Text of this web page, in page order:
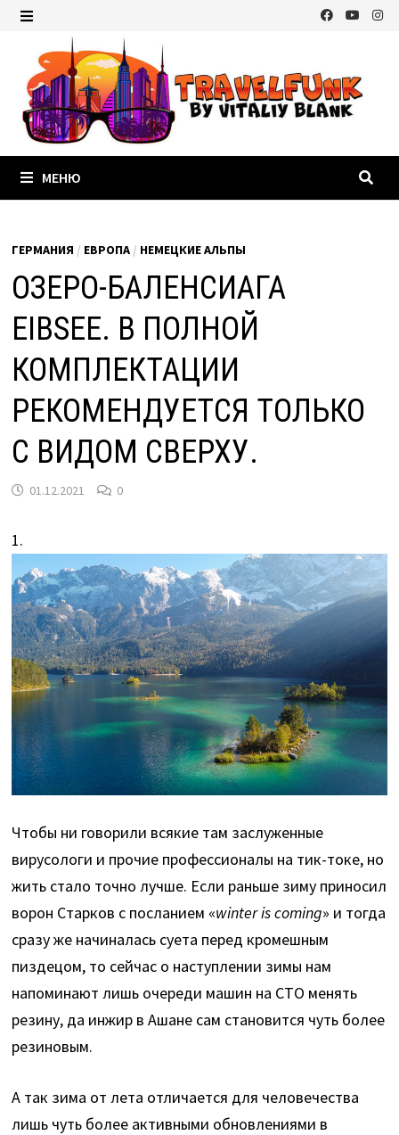
Перейти
содержимому
МЕНЮ
ГЕРМАНИЯ / ЕВРОПА / НЕМЕЦКИЕ АЛЬПЫ
ОЗЕРО-БАЛЕНСИАГА
EIBSEE. В ПОЛНОЙ
КОМПЛЕКТАЦИИ
РЕКОМЕНДУЕТСЯ ТОЛЬКО
С ВИДОМ СВЕРХУ.
01.12.2021 0
1.
Чтобы ни говорили всякие там заслуженные
вирусологи и прочие профессионалы на тик-токе, но
жить стало точно лучше. Если раньше зиму приносил
ворон Старков с посланием «winter is coming» и тогда
сразу же начиналась суета перед кромешным
пиздецом, то сейчас о наступлении зимы нам
напоминают лишь очереди машин на СТО менять
резину, да инжир в Ашане сам становится чуть более
резиновым.
А так зима от лета отличается для человечества
лишь чуть более активными обновлениями в